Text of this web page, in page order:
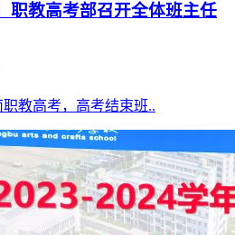
职教高考部召开全体班主任
职教高考，高考结束班..